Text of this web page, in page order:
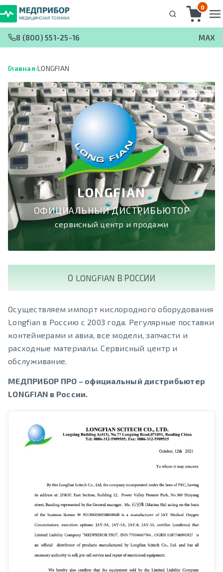
0
8 (800) 551-25-16 MAX
Главная›LONGFIAN
LONGFIAN
ОФИЦИАЛЬНЫЙ ДИСТРИБЬЮТОР
сервисный центр и продажи
О LONGFIAN В РОССИИ
Осуществляем импорт кислородного оборудования
Longfian в Россию с 2003 года. Регулярные поставки
контейнерами и авиа, все модели, запчасти и
расходные материалы. Сервисный центр и
обслуживание.
МЕДПРИБОР ПРО – официальный дистрибьютер
LONGFIAN в России.